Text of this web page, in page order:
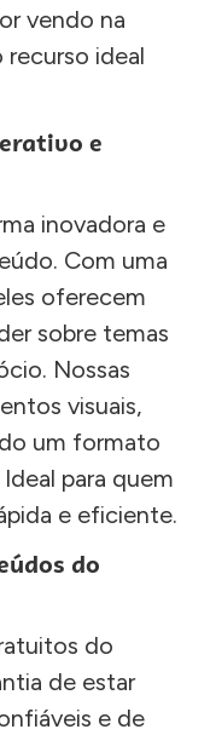
vendo na
recurso ideal
e
inovadora e
Com uma
oferecem
sobre temas
Nossas
visuais,
um formato
para quem
e eficiente.
do
do
de estar
e de